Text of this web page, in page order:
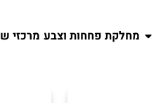
מחלקת פחחות וצבע מרכזי